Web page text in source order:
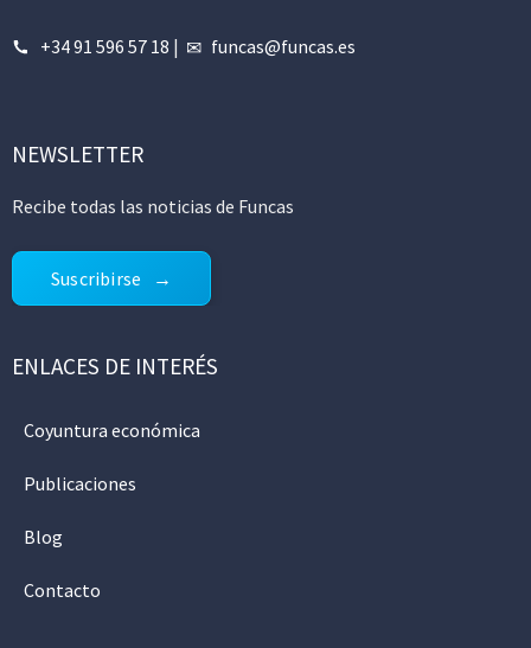
+34 91 596 57 18 | funcas@funcas.es
NEWSLETTER
Recibe todas las noticias de Funcas
Suscribirse
ENLACES DE INTERÉS
Coyuntura económica
Publicaciones
Blog
Contacto